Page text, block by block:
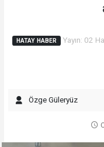
HATAY HABER
Yayın: 02
Özge Güleryüz